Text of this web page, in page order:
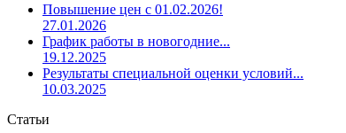
Повышение цен с 01.02.2026!
27.01.2026
График работы в новогодние...
19.12.2025
Результаты специальной оценки условий...
10.03.2025
Статьи